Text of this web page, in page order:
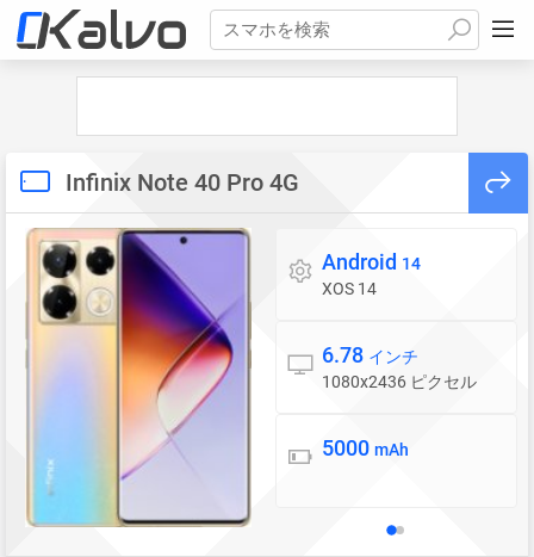
スマホを検索
Infinix Note 40 Pro 4G
OS
Android 14
XOS 14
ディスプレイ
6.78 インチ
1080x2436 ピクセル
バッテリー
5000 mAh